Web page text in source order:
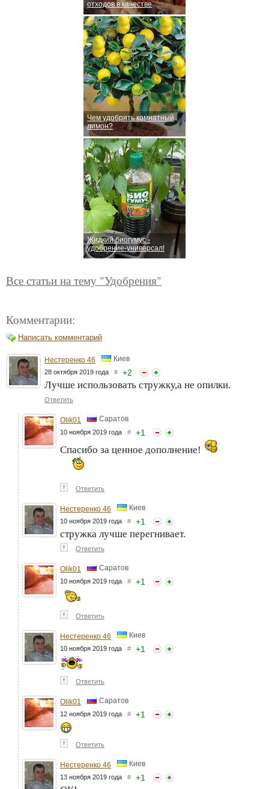
отходов в качестве
Чем удобрять комнатный
лимон?
Жидкий биогумус -
удобрение-универсал!
Все статьи на тему "Удобрения"
Комментарии:
Написать комментарий
Нестеренко 46 Киев
28 октября 2019 года # +2
Лучше использовать стружку,а не опилки.
Ответить
Olik01 Саратов
10 ноября 2019 года # +1
Спасибо за ценное дополнение!
↑ Ответить
Нестеренко 46 Киев
10 ноября 2019 года # +1
стружка лучше перегнивает.
↑ Ответить
Olik01 Саратов
10 ноября 2019 года # +1
↑ Ответить
Нестеренко 46 Киев
10 ноября 2019 года # +1
↑ Ответить
Olik01 Саратов
12 ноября 2019 года # +1
↑ Ответить
Нестеренко 46 Киев
13 ноября 2019 года # +1